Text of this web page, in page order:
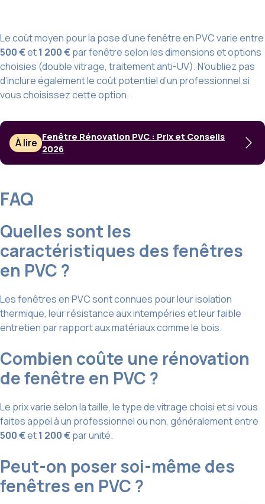
Le coût moyen pour la pose d’une fenêtre en PVC varie entre
500 €et1 200 €par fenêtre selon les dimensions et options
choisies (double vitrage, traitement anti-UV). N’oubliez pas
d’inclure également le coût potentiel d’un professionnel si
vous choisissez cette option.
À lire Fenêtre Rénovation PVC : Prix et Conseils
2026
FAQ
Quelles sont les
caractéristiques des fenêtres
en PVC ?
Les fenêtres en PVC sont connues pour leur isolation
thermique, leur résistance aux intempéries et leur faible
entretien par rapport aux matériaux comme le bois.
Combien coûte une rénovation
de fenêtre en PVC ?
Le prix varie selon la taille, le type de vitrage choisi et si vous
faites appel à un professionnel ou non, généralement entre
500 €et1 200 €par unité.
Peut-on poser soi-même des
fenêtres en PVC ?